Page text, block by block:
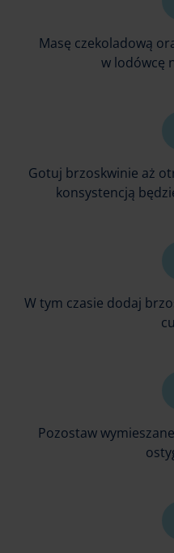
Masę czekoladową
w lodówcę
Gotuj brzoskwinie aż
konsystencją
W tym czasie dodaj
Pozostaw